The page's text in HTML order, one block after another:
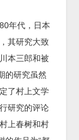
年代，日本
其研究大致
本三郎和被
的研究虽然
了村上文学
研究的评论
上春树和村